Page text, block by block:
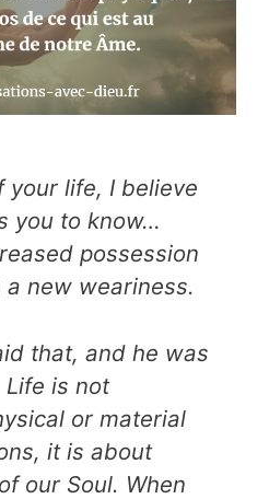
your life, I believe
you to know…
possession
new weariness.
that, and he was
is not
or material
it is about
our Soul. When